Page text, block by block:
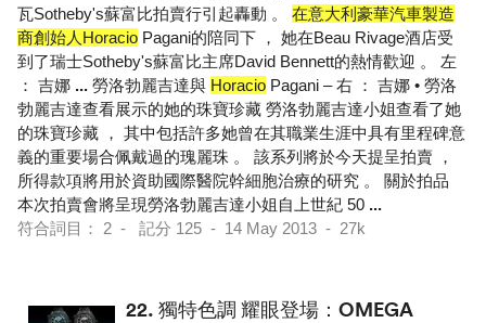
瓦Sotheby's蘇富比拍賣行引起轟動 。 在意大利豪華汽車製造
商創始人Horacio Pagani的陪同下 ， 她在Beau Rivage酒店受
到了瑞士Sotheby's蘇富比主席David Bennett的熱情歡迎 。 左
： 吉娜 ... 勞洛勃麗吉達與 Horacio Pagani – 右 ： 吉娜 • 勞洛
勃麗吉達查看展示的她的珠寶珍藏 勞洛勃麗吉達小姐查看了她
的珠寶珍藏 ， 其中包括許多她曾在其職業生涯中具有里程碑意
義的重要場合佩戴過的瑰麗珠 。 該系列將於今天提呈拍賣 ，
所得款項將用於資助國際醫院幹細胞治療的研究 。 關於拍品
本次拍賣會將呈現勞洛勃麗吉達小姐自上世紀 50 ...
符合詞目： 2 - 記分 125 - 14 May 2013 - 27k
22. 獨特色調 耀眼登場：OMEGA